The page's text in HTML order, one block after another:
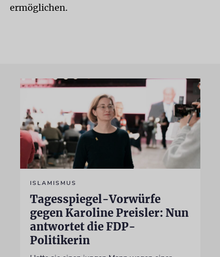
ermöglichen.
ISLAMISMUS
Tagesspiegel-Vorwürfe
gegen Karoline Preisler: Nun
antwortet die FDP-
Politikerin